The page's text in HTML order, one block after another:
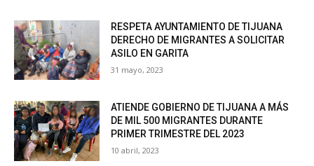
RESPETA AYUNTAMIENTO DE TIJUANA
DERECHO DE MIGRANTES A SOLICITAR
ASILO EN GARITA
31 mayo, 2023
ATIENDE GOBIERNO DE TIJUANA A MÁS
DE MIL 500 MIGRANTES DURANTE
PRIMER TRIMESTRE DEL 2023
10 abril, 2023